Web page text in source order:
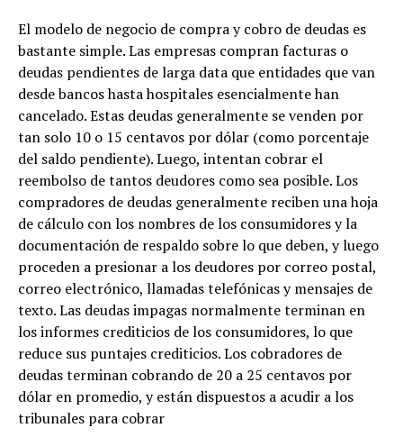
El modelo de negocio de compra y cobro de deudas es
bastante simple. Las empresas compran facturas o
deudas pendientes de larga data que entidades que van
desde bancos hasta hospitales esencialmente han
cancelado. Estas deudas generalmente se venden por
tan solo 10 o 15 centavos por dólar (como porcentaje
del saldo pendiente). Luego, intentan cobrar el
reembolso de tantos deudores como sea posible. Los
compradores de deudas generalmente reciben una hoja
de cálculo con los nombres de los consumidores y la
documentación de respaldo sobre lo que deben, y luego
proceden a presionar a los deudores por correo postal,
correo electrónico, llamadas telefónicas y mensajes de
texto. Las deudas impagas normalmente terminan en
los informes crediticios de los consumidores, lo que
reduce sus puntajes crediticios. Los cobradores de
deudas terminan cobrando de 20 a 25 centavos por
dólar en promedio, y están dispuestos a acudir a los
tribunales para cobrar